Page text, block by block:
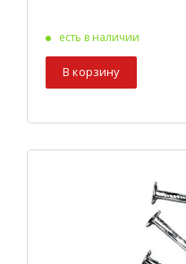
есть в наличии
В корзину